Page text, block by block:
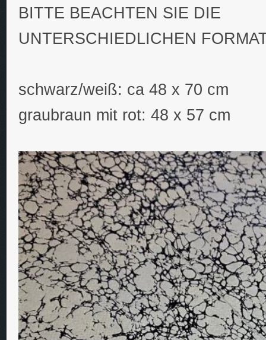
BITTE BEACHTEN SIE DIE
UNTERSCHIEDLICHEN
schwarz/weiß: ca 48 x 70 cm
graubraun mit rot: 48 x 57 cm